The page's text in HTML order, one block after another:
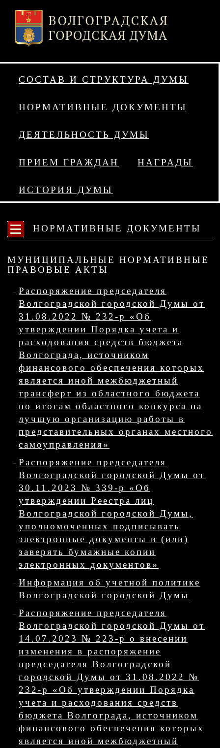
СОСТАВ И СТРУКТУРА ДУМЫ
НОРМАТИВНЫЕ ДОКУМЕНТЫ
ДЕЯТЕЛЬНОСТЬ ДУМЫ
ПРИЕМ ГРАЖДАН НАГРАДЫ
ИСТОРИЯ ДУМЫ
НОРМАТИВНЫЕ ДОКУМЕНТЫ
МУНИЦИПАЛЬНЫЕ НОРМАТИВНЫЕ
ПРАВОВЫЕ АКТЫ
Распоряжение председателя
Волгоградской городской Думы от
31.08.2022 № 232-р «Об
утверждении Порядка учета и
расходования средств бюджета
Волгограда, источником
финансового обеспечения которых
является иной межбюджетный
трансферт из областного бюджета
по итогам областного конкурса на
лучшую организацию работы в
представительных органах местного
самоуправления»
Распоряжение председателя
Волгоградской городской Думы от
30.11.2023 № 339-р «Об
утверждении Реестра лиц
Волгоградской городской Думы,
уполномоченных подписывать
электронные документы и (или)
заверять бумажные копии
электронных документов»
Информация об учетной политике
Волгоградской городской Думы
Распоряжение председателя
Волгоградской городской Думы от
14.07.2023 № 223-р о внесении
изменения в распоряжение
председателя Волгоградской
городской Думы от 31.08.2022 №
232-р «Об утверждении Порядка
учета и расходования средств
бюджета Волгограда, источником
финансового обеспечения которых
является иной межбюджетный